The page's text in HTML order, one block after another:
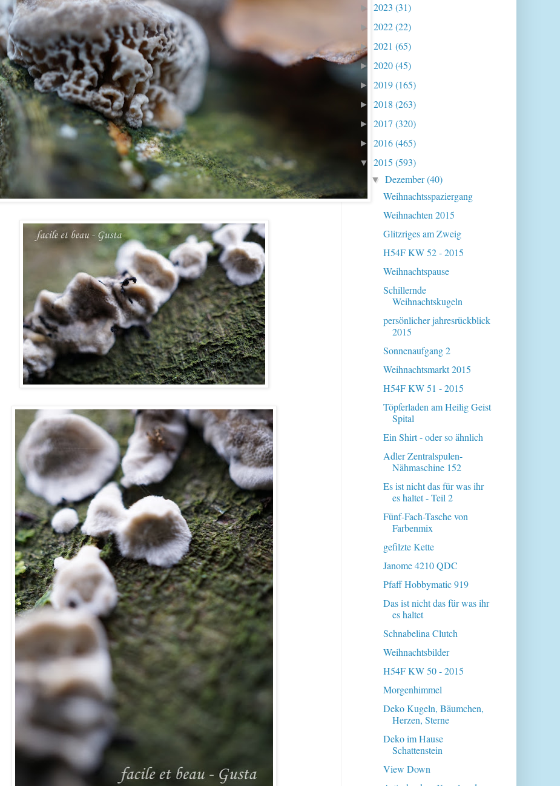
► 2023 (31)
► 2022(22)
► 2021 (65)
► 2020(45)
► 2019(165)
► 2018 (263)
► 2017 (320)
► 2016(465)
▼ 2015 (593)
▼Dezember(40)
Weihnachtsspaziergang
Weihnachten 2015
Glitzriges am Zweig
H54F KW 52 - 2015
Weihnachtspause
Schillernde
Weihnachtskugeln
persönlicher jahresrückblick
2015
Sonnenaufgang 2
Weihnachtsmarkt 2015
H54F KW 51 - 2015
Töpferladen am Heilig Geist
Spital
Ein Shirt - oder so ähnlich
Adler Zentralspulen-
Nähmaschine 152
Es ist nicht das für was ihr
es haltet - Teil 2
Fünf-Fach-Tasche von
Farbenmix
gefilzte Kette
Janome 4210 QDC
Pfaff Hobbymatic 919
Das ist nicht das für was ihr
es haltet
Schnabelina Clutch
Weihnachtsbilder
H54F KW 50 - 2015
Morgenhimmel
Deko Kugeln, Bäumchen,
Herzen, Sterne
Deko im Hause
Schattenstein
View Down